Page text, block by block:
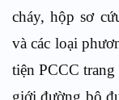
cháy, hộp sơ
và các loại
tiện PCCC
giới đường bộ